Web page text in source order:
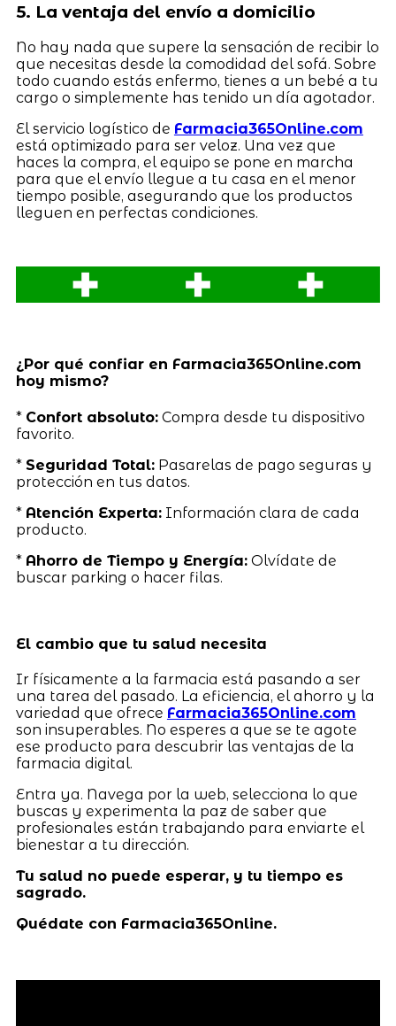
5. La ventaja del envío a domicilio
No hay nada que supere la sensación de recibir lo
que necesitas desde la comodidad del sofá. Sobre
todo cuando estás enfermo, tienes a un bebé a tu
cargo o simplemente has tenido un día agotador.
El servicio logístico de Farmacia365Online.com
está optimizado para ser veloz. Una vez que
haces la compra, el equipo se pone en marcha
para que el envío llegue a tu casa en el menor
tiempo posible, asegurando que los productos
lleguen en perfectas condiciones.
¿Por qué confiar en Farmacia365Online.com
hoy mismo?
* Confort absoluto:Compra desde tu dispositivo
favorito.
* Seguridad Total:Pasarelas de pago seguras y
protección en tus datos.
* Atención Experta:Información clara de cada
producto.
* Ahorro de Tiempo y Energía:Olvídate de
buscar parking o hacer filas.
El cambio que tu salud necesita
Ir físicamente a la farmacia está pasando a ser
una tarea del pasado. La eficiencia, el ahorro y la
variedad que ofrece Farmacia365Online.com
son insuperables. No esperes a que se te agote
ese producto para descubrir las ventajas de la
farmacia digital.
Entra ya. Navega por la web, selecciona lo que
buscas y experimenta la paz de saber que
profesionales están trabajando para enviarte el
bienestar a tu dirección.
Tu salud no puede esperar, y tu tiempo es
sagrado.
Quédate con Farmacia365Online.